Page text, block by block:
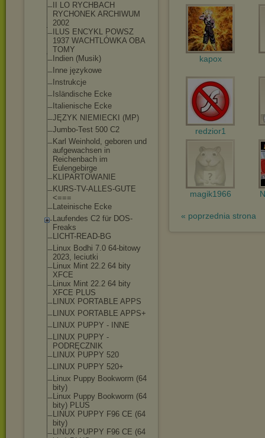
II LO RYCHBACH
RYCHONEK ARCHIWUM
2002
ILUS ENCYKL POWSZ
1937 WACHTLÓWKA OBA
TOMY
Indien (Musik)
Inne językowe
Instrukcje
Isländische Ecke
Italienische Ecke
JĘZYK NIEMIECKI (MP)
Jumbo-Test 500 C2
Karl Weinhold, geboren und
aufgewachsen in
Reichenbach im
Eulengebirge
KLIPARTOWANIE
KURS-TV-ALLES-GUTE
<===
Lateinische Ecke
Laufendes C2 für DOS-
Freaks
LICHT-READ-BG
Linux Bodhi 7.0 64-bitowy
2023, leciutki
Linux Mint 22.2 64 bity
XFCE
Linux Mint 22.2 64 bity
XFCE PLUS
LINUX PORTABLE APPS
LINUX PORTABLE APPS+
LINUX PUPPY - INNE
LINUX PUPPY -
PODRĘCZNIK
LINUX PUPPY 520
LINUX PUPPY 520+
Linux Puppy Bookworm (64
bity)
Linux Puppy Bookworm (64
bity) PLUS
LINUX PUPPY F96 CE (64
bity)
LINUX PUPPY F96 CE (64
kapox
redzior1
magik1966
« poprzednia strona